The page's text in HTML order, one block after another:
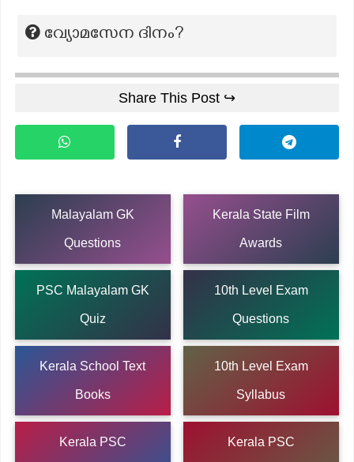
വ്യോമസേന ദിനം?
Share This Post ↪
Malayalam GK
Questions
Kerala State Film
Awards
PSC Malayalam GK
Quiz
10th Level Exam
Questions
Kerala School Text
Books
10th Level Exam
Syllabus
Kerala PSC Kerala PSC